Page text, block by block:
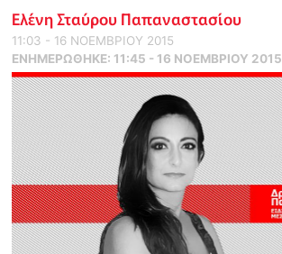
Ελένη Σταύρου Παπαναστασίου
11:03 - 16 ΝΟΕΜΒΡΙΟΥ 2015
ΕΝΗΜΕΡΏΘΗΚΕ: 11:45 - 16 ΝΟΕΜΒΡΙΟΥ 2015